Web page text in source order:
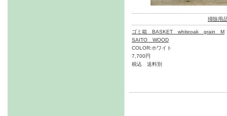
掃除用
ゴミ箱 BASKET whiteoak grain M
SAITO WOOD
COLOR:ホワイト
7,700円
税込 送料別